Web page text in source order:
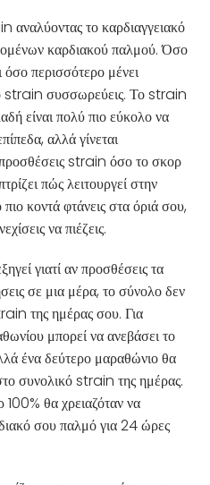
το καρδιαγγειακό
καρδιακού παλμού. Όσο
περισσότερο μένει
strain συσσωρεύεις. Το strain
είναι πολύ πιο εύκολο να
αλλά γίνεται
strain όσο το σκορ
πώς λειτουργεί στην
κοντά φτάνεις στα όριά σου,
να πιέζεις.
γιατί αν προσθέσεις τα
σε μια μέρα, το σύνολο δεν
της ημέρας σου. Για
μπορεί να ανεβάσει το
ένα δεύτερο μαραθώνιο θα
συνολικό strain της ημέρας.
θα χρειαζόταν να
σου παλμό για 24 ώρες